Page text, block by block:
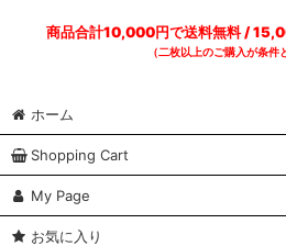
商品合計10,000円で送料無料 /
（二枚以上のご購入が条件
ホーム
Shopping Cart
My Page
お気に入り